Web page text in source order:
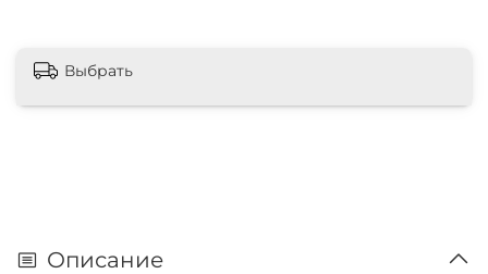
Выбрать
Описание